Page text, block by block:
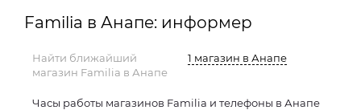
Familia в Анапе: информер
Найти ближайший
магазин Familia в Анапе
1 магазин в Анапе
Часы работы магазинов Familia и телефоны в Анапе